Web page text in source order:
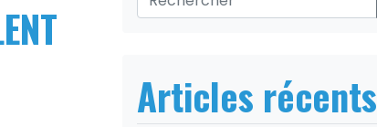
Articles récents